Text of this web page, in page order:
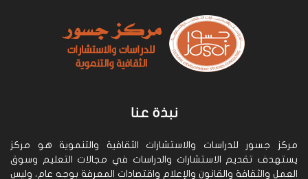
نبذة عنا
مركز جسور للدراسات والاستشارات الثقافية والتنموية هو مركز
يستهدف تقديم الاستشارات والدراسات في مجالات التعليم وسوق
العمل والثقافة والقانون والإعلام واقتصادات المعرفة بوجه عام، وليس